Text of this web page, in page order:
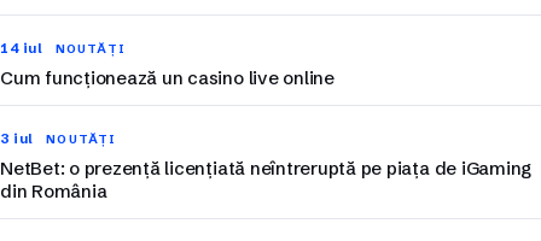
14 iul NOUTĂȚI
Cum funcționează un casino live online
3 iul NOUTĂȚI
NetBet: o prezență licențiată neîntreruptă pe piața de iGaming
din România